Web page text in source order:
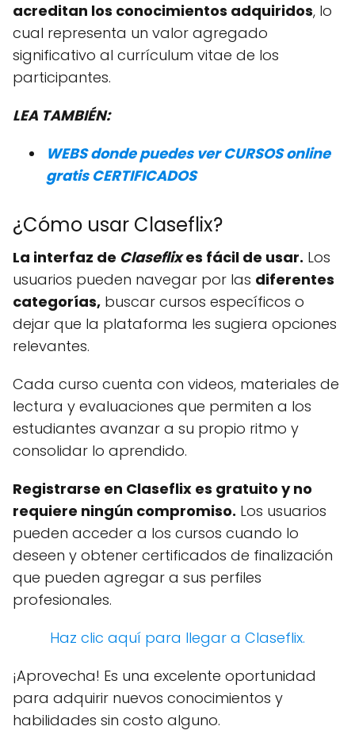
acreditan los conocimientos adquiridos, lo
cual representa un valor agregado
significativo al currículum vitae de los
participantes.
LEA TAMBIÉN:
WEBS donde puedes ver CURSOS online
gratis CERTIFICADOS
¿Cómo usar Claseflix?
La interfaz de Claseflixes fácil de usar. Los
usuarios pueden navegar por las diferentes
categorías, buscar cursos específicos o
dejar que la plataforma les sugiera opciones
relevantes.
Cada curso cuenta con videos, materiales de
lectura y evaluaciones que permiten a los
estudiantes avanzar a su propio ritmo y
consolidar lo aprendido.
Registrarse en Claseflix es gratuito y no
requiere ningún compromiso. Los usuarios
pueden acceder a los cursos cuando lo
deseen y obtener certificados de finalización
que pueden agregar a sus perfiles
profesionales.
Haz clic aquí para llegar a Claseflix.
¡Aprovecha! Es una excelente oportunidad
para adquirir nuevos conocimientos y
habilidades sin costo alguno.